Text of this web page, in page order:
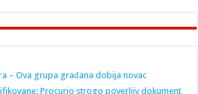
– Ova grupa građana dobija novac
Procurio strogo poverljiv dokument